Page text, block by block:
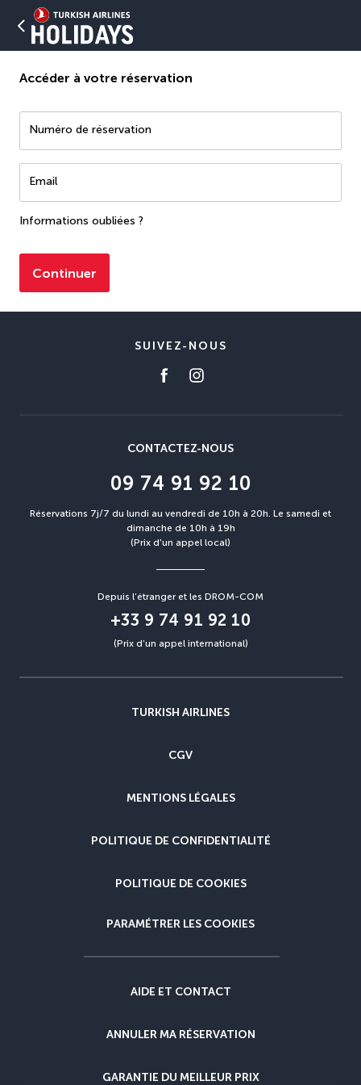
Accéder à votre réservation
Numéro de réservation
Email
Informations oubliées ?
Continuer
SUIVEZ-NOUS
CONTACTEZ-NOUS
09 74 91 92 10
Réservations 7j/7 du lundi au vendredi de 10h à 20h. Le samedi et
dimanche de 10h à 19h
(Prix d'un appel local)
Depuis l’étranger et les DROM-COM
+33 9 74 91 92 10
(Prix d’un appel international)
TURKISH AIRLINES
CGV
MENTIONS LÉGALES
POLITIQUE DE CONFIDENTIALITÉ
POLITIQUE DE COOKIES
PARAMÉTRER LES COOKIES
AIDE ET CONTACT
ANNULER MA RÉSERVATION
GARANTIE DU MEILLEUR PRIX